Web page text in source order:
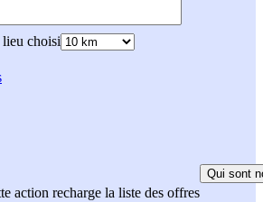
choisi
action recharge la liste des offres
Qui sont